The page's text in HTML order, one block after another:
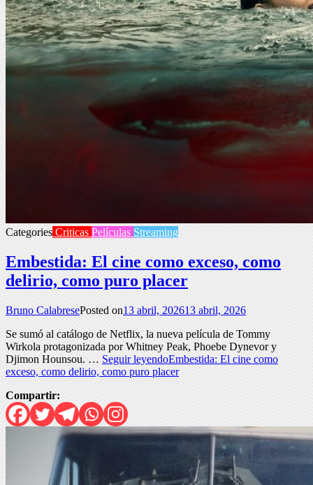
Categories Criticas Películas Streaming
Embestida: El cine como exceso, como
delirio, como puro placer
Bruno CalabresePosted on13 abril, 202613 abril, 2026
Se sumó al catálogo de Netflix, la nueva película de Tommy
Wirkola protagonizada por Whitney Peak, Phoebe Dynevor y
Djimon Hounsou. … Seguir leyendoEmbestida: El cine como
exceso, como delirio, como puro placer
Compartir: